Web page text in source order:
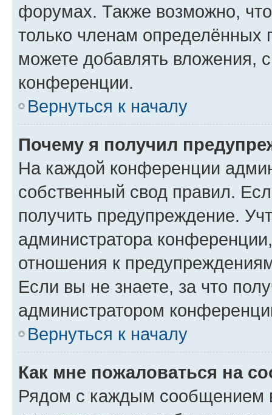
форумах. Также возможно,
только членам определённых
можете добавлять вложения,
конференции.
Вернуться к началу
Почему я получил
На каждой конференции
собственный свод правил.
получить предупреждение.
администратора
отношения к
Если вы не знаете, за что
администратором
Вернуться к началу
Как мне пожаловаться на
Рядом с каждым сообщением